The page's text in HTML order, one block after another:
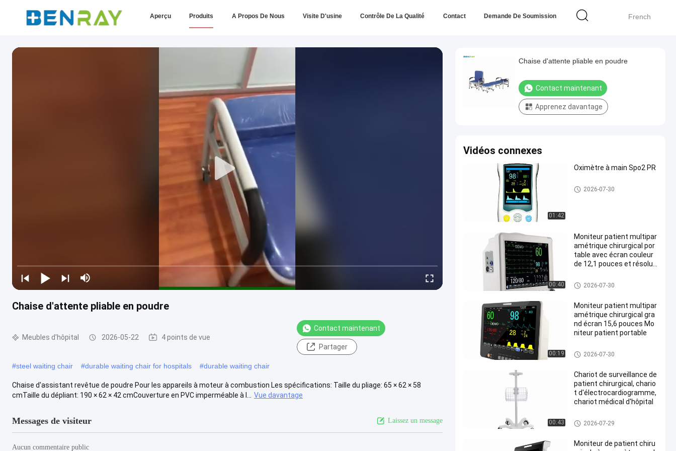
French
Aperçu Produits A Propos De Nous Visite D'usine Contrôle De La Qualité Contact Demande De Soumission
Chaise d'attente pliable en poudre
Meubles d'hôpital 2026-05-22 4 points de vue
Contact maintenant
Partager
#steel waiting chair #durable waiting chair for hospitals #durable waiting chair
Chaise d'assistant revêtue de poudre Pour les appareils à moteur à combustion Les spécifications: Taille du pliage: 65 × 62 × 58
cmTaille du dépliant: 190 × 62 × 42 cmCouverture en PVC imperméable à l...
Vue davantage
Messages de visiteur Laissez un message
Aucun commentaire public
Chaise d'attente pliable en poudre
Contact maintenant
Apprenez davantage
Vidéos connexes
01:42
Oximètre à main Spo2 PR
Moniteur du patient
2026-07-30
00:40
Moniteur patient multipar
amétrique chirurgical por
table avec écran couleur
de 12,1 pouces et résoluti
Moniteur du patient
2026-07-30
00:19
Moniteur patient multipar
amétrique chirurgical gra
nd écran 15,6 pouces Mo
niteur patient portable
Moniteur du patient
2026-07-30
00:43
Chariot de surveillance de
patient chirurgical, chario
t d'électrocardiogramme,
chariot médical d'hôpital
Chariot médical à hôpital
2026-07-29
Moniteur de patient chiru